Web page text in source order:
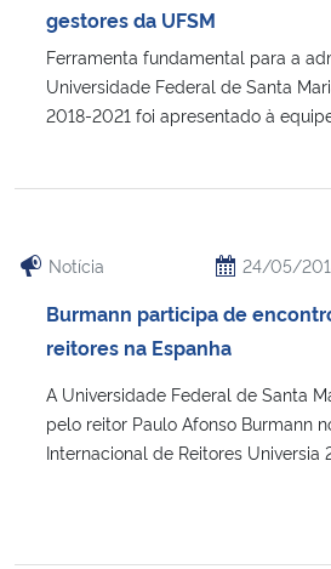
gestores da UFSM
Ferramenta fundamental para a
Universidade Federal de Santa
2018-2021 foi apresentado à
Notícia 24/05/
Burmann participa de
reitores na Espanha
A Universidade Federal de Santa
pelo reitor Paulo Afonso Burmann
Internacional de Reitores Universia